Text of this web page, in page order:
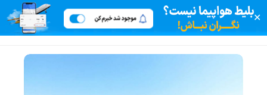
✕